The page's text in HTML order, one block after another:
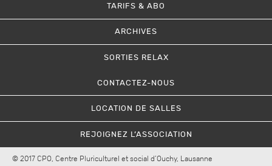
TARIFS & ABO
ARCHIVES
SORTIES RELAX
CONTACTEZ-NOUS
LOCATION DE SALLES
REJOIGNEZ L’ASSOCIATION
© 2017 CPO, Centre Pluriculturel et social d’Ouchy, Lausanne